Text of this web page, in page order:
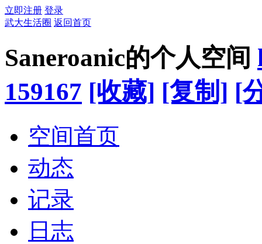
立即注册 登录
武大生活圈 返回首页
Saneroanic的个人空间
159167 [收藏] [复制] [
空间首页
动态
记录
日志